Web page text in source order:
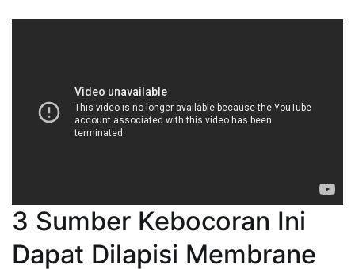
3 Sumber Kebocoran Ini
Dapat Dilapisi Membrane